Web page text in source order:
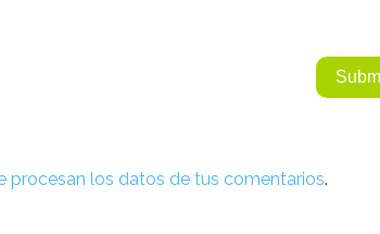
procesan los datos de tus comentarios.